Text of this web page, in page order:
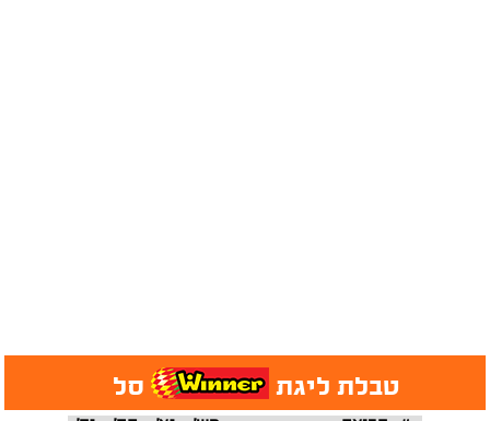
טבלת ליגת סל